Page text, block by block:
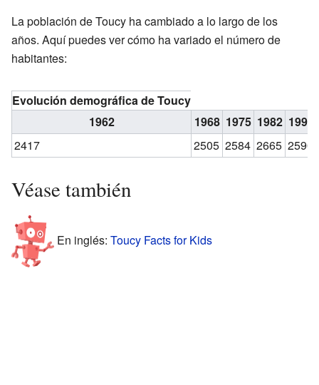
La población de Toucy ha cambiado a lo largo de los
años. Aquí puedes ver cómo ha variado el número de
habitantes:
Evolución demográfica de Toucy
1962
1968 1975 1982 1990
2417
2505 2584 2665 2590
Véase también
En inglés: Toucy Facts for Kids